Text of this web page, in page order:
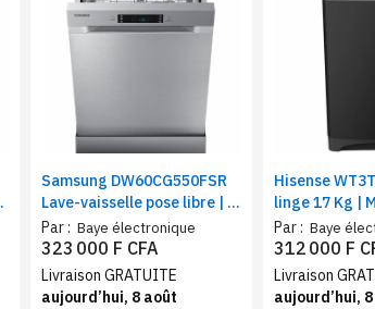
Samsung DW60CG550FSR
Lave-vaisselle pose libre | 7
programmes , 14 couverts,
inox
Par : Baye électronique
323 000 F CFA
Livraison GRATUITE
aujourd’hui, 8 août
Hisense
linge 17 Kg |
charge
A, 12
de
Par : Baye
312 000 F
Livraison
aujourd’hui,